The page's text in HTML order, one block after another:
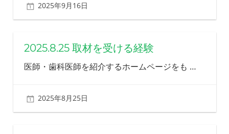
2025年9月16日
2025.8.25 取材を受ける経験
医師・歯科医師を紹介するホームページをも …
2025年8月25日